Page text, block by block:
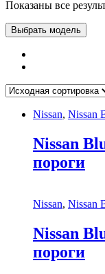
Показаны все
Выбрать модель
Nissan, Nissan
Nissan
пороги
Nissan, Nissan
Nissan
пороги